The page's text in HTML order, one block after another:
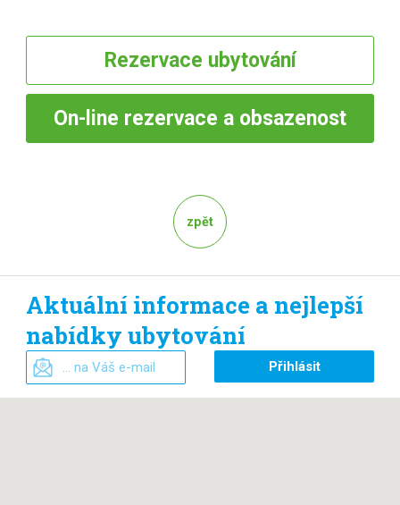
Rezervace ubytování
On-line rezervace a obsazenost
zpět
Aktuální informace a nejlepší
nabídky ubytování